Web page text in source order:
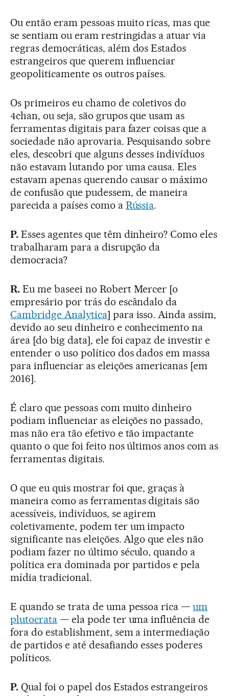
Ou então eram pessoas muito ricas, mas que
se sentiam ou eram restringidas a atuar via
regras democráticas, além dos Estados
estrangeiros que querem influenciar
geopoliticamente os outros países.
Os primeiros eu chamo de coletivos do
4chan, ou seja, são grupos que usam as
ferramentas digitais para fazer coisas que a
sociedade não aprovaria. Pesquisando sobre
eles, descobri que alguns desses indivíduos
não estavam lutando por uma causa. Eles
estavam apenas querendo causar o máximo
de confusão que pudessem, de maneira
parecida a países como a Rússia.
P.Esses agentes que têm dinheiro? Como eles
trabalharam para a disrupção da
democracia?
R.Eu me baseei no Robert Mercer [o
empresário por trás do escândalo da
Cambridge Analytica] para isso. Ainda assim,
devido ao seu dinheiro e conhecimento na
área [do big data], ele foi capaz de investir e
entender o uso político dos dados em massa
para influenciar as eleições americanas [em
2016].
É claro que pessoas com muito dinheiro
podiam influenciar as eleições no passado,
mas não era tão efetivo e tão impactante
quanto o que foi feito nos últimos anos com as
ferramentas digitais.
O que eu quis mostrar foi que, graças à
maneira como as ferramentas digitais são
acessíveis, indivíduos, se agirem
coletivamente, podem ter um impacto
significante nas eleições. Algo que eles não
podiam fazer no último século, quando a
política era dominada por partidos e pela
mídia tradicional.
E quando se trata de uma pessoa rica —um
plutocrata— ela pode ter uma influência de
fora do establishment, sem a intermediação
de partidos e até desafiando esses poderes
políticos.
P.Qual foi o papel dos Estados estrangeiros